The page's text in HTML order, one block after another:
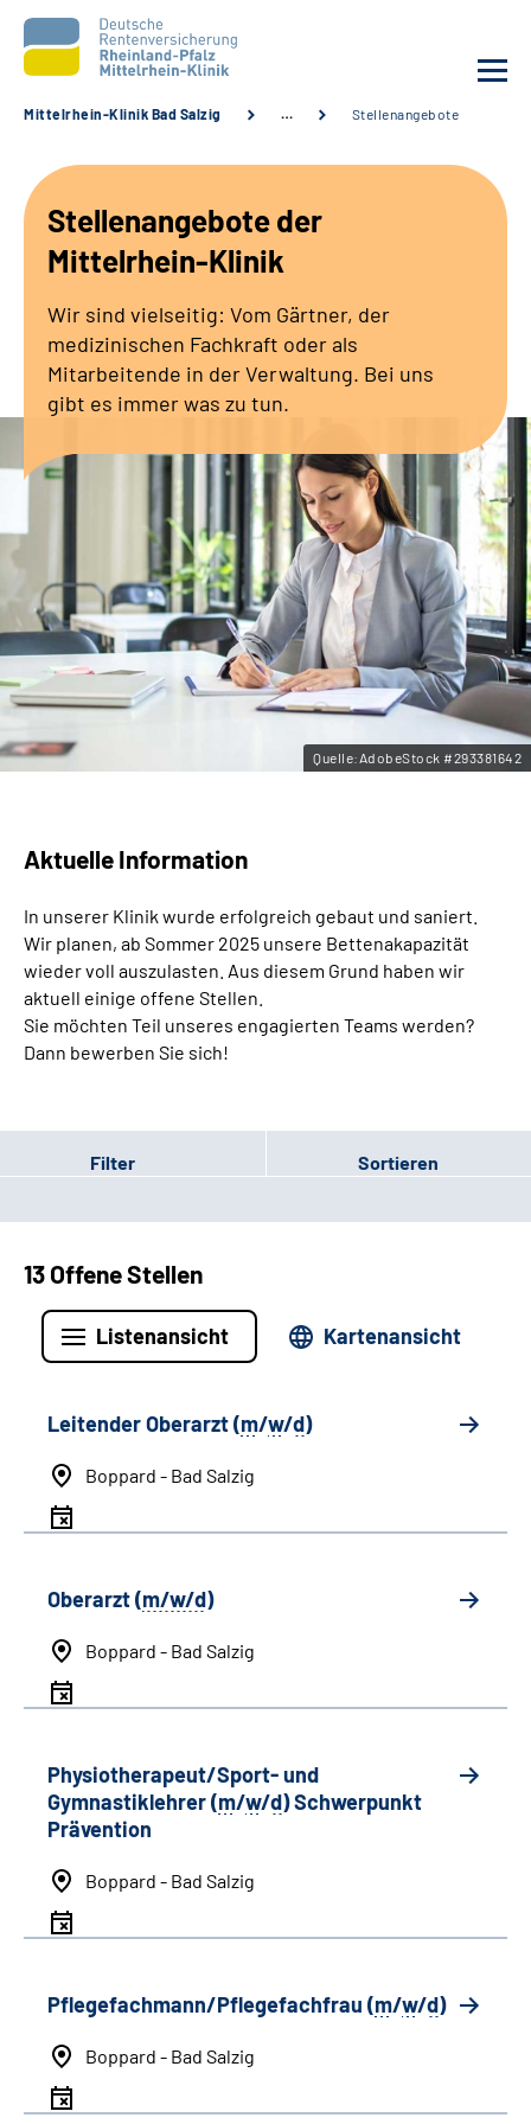
Unsere Angebote
Karriere
Zuweisende &
Leichte Sprache
Gebärdensprache
Mittelrhein-Klinik Bad Salzig … Stellenangebote
Stellenangebote der
Mittelrhein-Klinik
Wir sind vielseitig: Vom Gärtner, der
medizinischen Fachkraft oder als
Mitarbeitende in der Verwaltung. Bei uns
gibt es immer was zu tun.
Quelle:AdobeStock #293381642
Aktuelle Information
In unserer Klinik wurde erfolgreich gebaut und saniert.
Wir planen, ab Sommer 2025 unsere Bettenakapazität
wieder voll auszulasten. Aus diesem Grund haben wir
aktuell einige offene Stellen.
Sie möchten Teil unseres engagierten Teams werden?
Dann bewerben Sie sich!
Filter Sortieren
13 Offene Stellen
Listenansicht Kartenansicht
Leitender Oberarzt (m/w/d)
Boppard - Bad Salzig
Oberarzt (m/w/d)
Boppard - Bad Salzig
Physiotherapeut/Sport- und
Gymnastiklehrer (m/w/d) Schwerpunkt
Prävention
Boppard - Bad Salzig
Pflegefachmann/Pflegefachfrau (m/w/d)
Boppard - Bad Salzig